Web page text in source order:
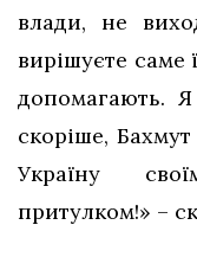
влади, не
вирішуєте саме
допомагають.
скоріше,
Україну
притулком!» –